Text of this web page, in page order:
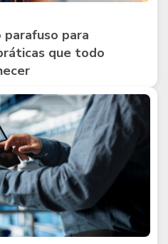
para
que todo